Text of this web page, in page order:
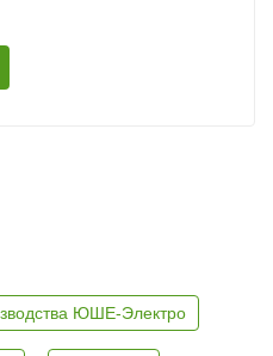
ЮШЕ-Электро